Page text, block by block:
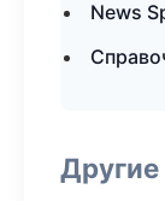
News